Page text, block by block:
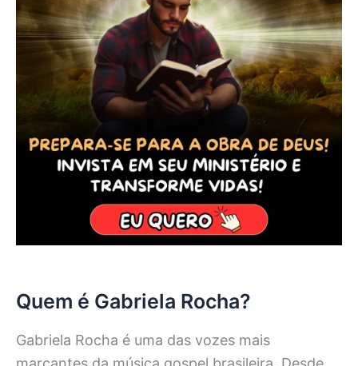
Quem é Gabriela Rocha?
Gabriela Rocha é uma das vozes mais